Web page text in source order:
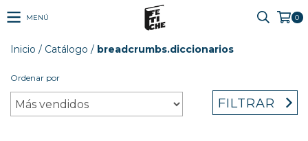
MENÚ 0
Inicio / Catálogo / breadcrumbs.diccionarios
Ordenar por
FILTRAR